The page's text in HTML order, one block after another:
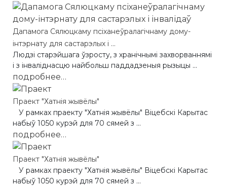
Дапамога Сялюцкаму псіханеўралагічнаму дому-
інтэрнату для састарэлых і ...
Людзі старэйшага ўзросту, з хранічнымі захворваннямі
і з інваліднасцю найбольш паддадзеныя рызыцы ...
подробнее…
Праект "Хатнія жывёлы"
У рамках праекту "Хатнія жывёлы" Віцебскі Карытас
набыў 1050 курэй для 70 сямей з ...
подробнее…
Праект "Хатнія жывёлы"
У рамках праекту "Хатнія жывёлы" Віцебскі Карытас
набыў 1050 курэй для 70 сямей з ...